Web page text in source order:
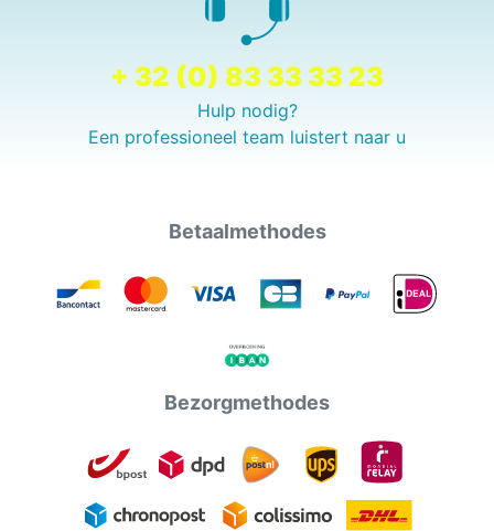
+ 32 (0) 83 33 33 23
Hulp nodig?
Een professioneel team luistert naar u
Betaalmethodes
Bezorgmethodes